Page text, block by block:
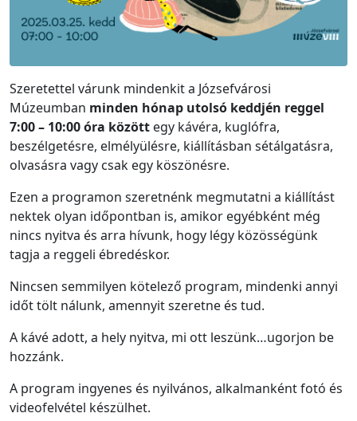
Szeretettel várunk mindenkit a Józsefvárosi
Múzeumban minden hónap utolsó keddjén reggel
7:00 – 10:00 óra között egy kávéra, kuglófra,
beszélgetésre, elmélyülésre, kiállításban sétálgatásra,
olvasásra vagy csak egy köszönésre.
Ezen a programon szeretnénk megmutatni a kiállítást
nektek olyan időpontban is, amikor egyébként még
nincs nyitva és arra hívunk, hogy légy közösségünk
tagja a reggeli ébredéskor.
Nincsen semmilyen kötelező program, mindenki annyi
időt tölt nálunk, amennyit szeretne és tud.
A kávé adott, a hely nyitva, mi ott leszünk…ugorjon be
hozzánk.
A program ingyenes és nyilvános, alkalmanként fotó és
videofelvétel készülhet.